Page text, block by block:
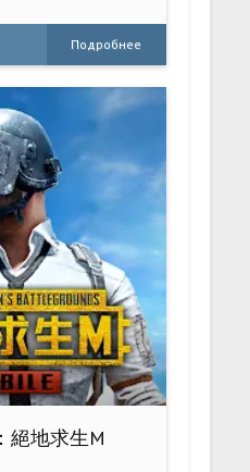
Подробнее
絕地求生M